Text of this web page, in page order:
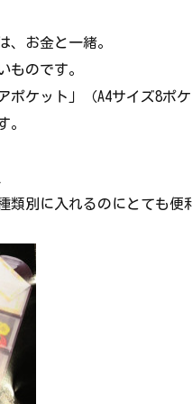
、お金と一緒。
ものです。
ポケット」（A4サイズ8ポ
。
類別に入れるのにとても便